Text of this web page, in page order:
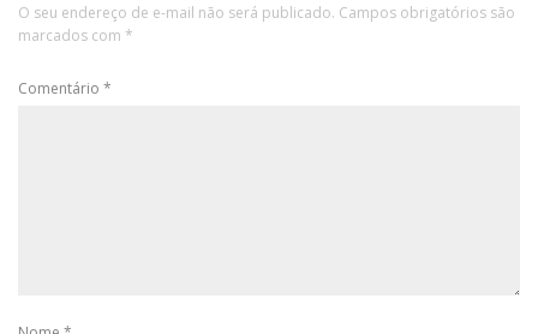
O seu endereço de e-mail não será publicado. Campos obrigatórios são
marcados com *
Comentário *